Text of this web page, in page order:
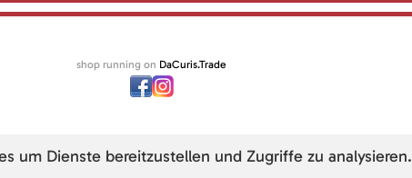
shop running on DaCuris.Trade
um Dienste bereitzustellen und Zugriffe zu analysieren.